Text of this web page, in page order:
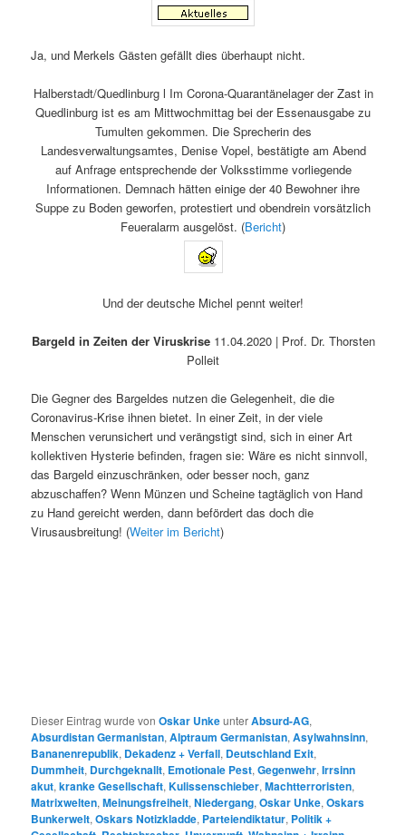
Ja, und Merkels Gästen gefällt dies überhaupt nicht.
Halberstadt/Quedlinburg l Im Corona-Quarantänelager der Zast in
Quedlinburg ist es am Mittwochmittag bei der Essenausgabe zu
Tumulten gekommen. Die Sprecherin des
Landesverwaltungsamtes, Denise Vopel, bestätigte am Abend
auf Anfrage entsprechende der Volksstimme vorliegende
Informationen. Demnach hätten einige der 40 Bewohner ihre
Suppe zu Boden geworfen, protestiert und obendrein vorsätzlich
Feueralarm ausgelöst. (Bericht)
Und der deutsche Michel pennt weiter!
Bargeld in Zeiten der Viruskrise 11.04.2020 | Prof. Dr. Thorsten
Polleit
Die Gegner des Bargeldes nutzen die Gelegenheit, die die
Coronavirus-Krise ihnen bietet. In einer Zeit, in der viele
Menschen verunsichert und verängstigt sind, sich in einer Art
kollektiven Hysterie befinden, fragen sie: Wäre es nicht sinnvoll,
das Bargeld einzuschränken, oder besser noch, ganz
abzuschaffen? Wenn Münzen und Scheine tagtäglich von Hand
zu Hand gereicht werden, dann befördert das doch die
Virusausbreitung! (Weiter im Bericht)
Dieser Eintrag wurde vonOskar UnkeunterAbsurd-AG,
Absurdistan Germanistan,Alptraum Germanistan,Asylwahnsinn,
Bananenrepublik, Dekadenz + Verfall, Deutschland Exit,
Dummheit, Durchgeknallt, Emotionale Pest,Gegenwehr,Irrsinn
akut,kranke Gesellschaft,Kulissenschieber,Machtterroristen,
Matrixwelten,Meinungsfreiheit,Niedergang,Oskar Unke,Oskars
Bunkerwelt,Oskars Notizkladde, Parteiendiktatur, Politik +